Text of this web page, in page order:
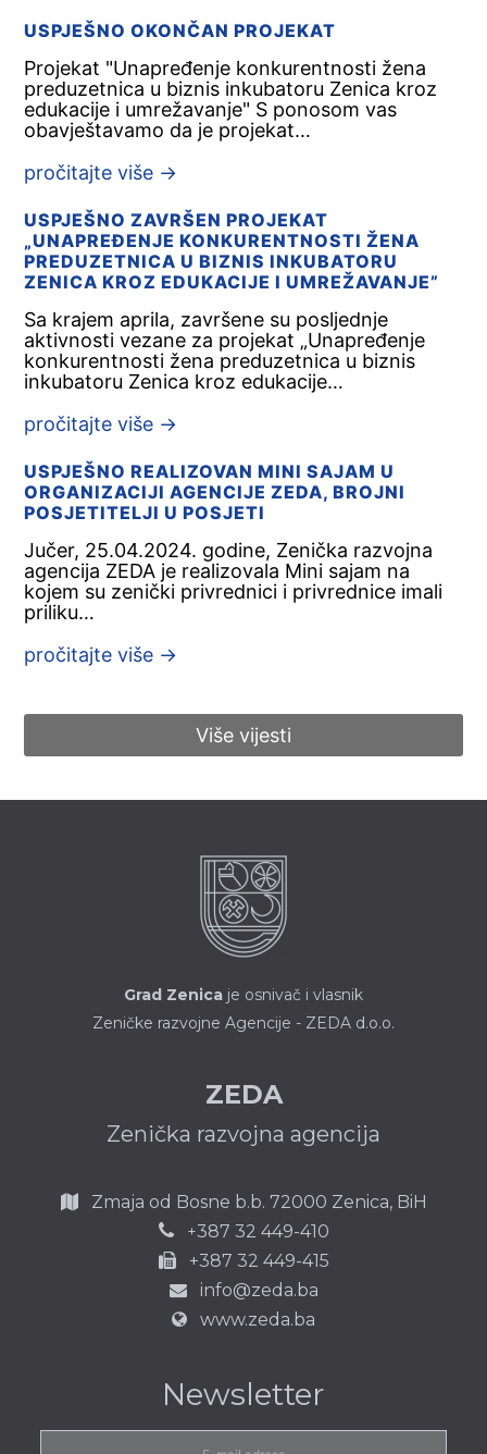
USPJEŠNO OKONČAN PROJEKAT
Projekat "Unapređenje konkurentnosti žena
preduzetnica u biznis inkubatoru Zenica kroz
edukacije i umrežavanje" S ponosom vas
obavještavamo da je projekat…
pročitajte više →
USPJEŠNO ZAVRŠEN PROJEKAT
„UNAPREĐENJE KONKURENTNOSTI ŽENA
PREDUZETNICA U BIZNIS INKUBATORU
ZENICA KROZ EDUKACIJE I UMREŽAVANJE”
Sa krajem aprila, završene su posljednje
aktivnosti vezane za projekat „Unapređenje
konkurentnosti žena preduzetnica u biznis
inkubatoru Zenica kroz edukacije…
pročitajte više →
USPJEŠNO REALIZOVAN MINI SAJAM U
ORGANIZACIJI AGENCIJE ZEDA, BROJNI
POSJETITELJI U POSJETI
Jučer, 25.04.2024. godine, Zenička razvojna
agencija ZEDA je realizovala Mini sajam na
kojem su zenički privrednici i privrednice imali
priliku…
pročitajte više →
Više vijesti
Grad Zenica je osnivač i vlasnik
Zeničke razvojne Agencije - ZEDA d.o.o.
ZEDA
Zenička razvojna agencija
Zmaja od Bosne b.b. 72000 Zenica, BiH
+387 32 449-410
+387 32 449-415
info@zeda.ba
www.zeda.ba
Newsletter